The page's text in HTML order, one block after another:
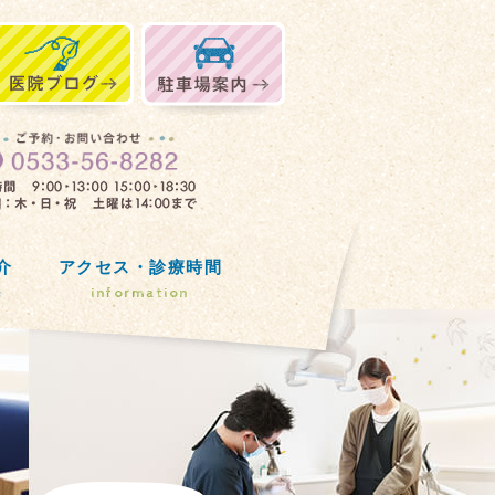
アクセス・診療時間
information